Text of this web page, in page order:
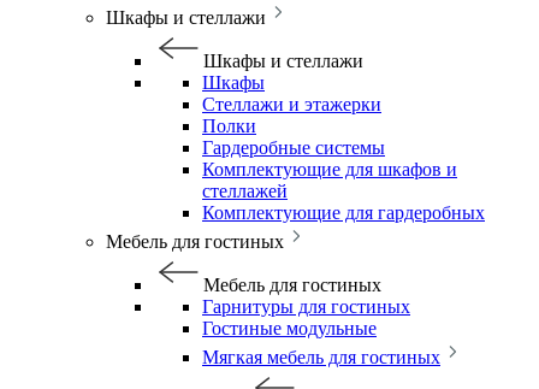
Шкафы и стеллажи
Шкафы и стеллажи
Шкафы
Стеллажи и этажерки
Полки
Гардеробные системы
Комплектующие для шкафов и
стеллажей
Комплектующие для гардеробных
Мебель для гостиных
Мебель для гостиных
Гарнитуры для гостиных
Гостиные модульные
Мягкая мебель для гостиных